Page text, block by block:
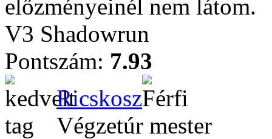
előzményeinél nem látom.
V3 Shadowrun
Pontszám: 7.93
Ricskosz
Végzetúr mester